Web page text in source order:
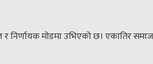
मोडमा उभिएको छ। एकातिर